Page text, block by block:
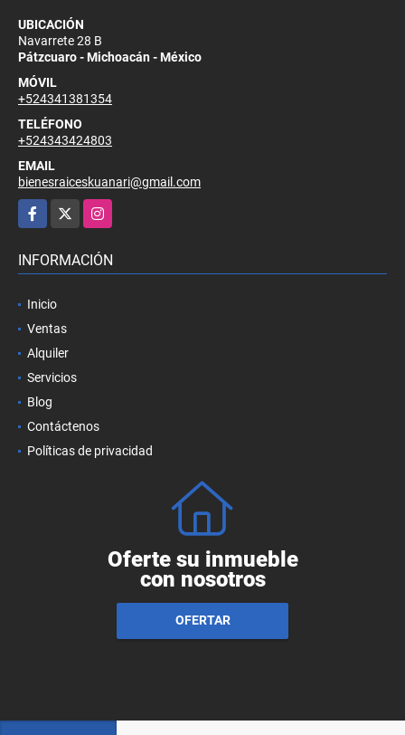
UBICACIÓN
Navarrete 28 B
Pátzcuaro - Michoacán - México
MÓVIL
+524341381354
TELÉFONO
+524343424803
EMAIL
bienesraiceskuanari@gmail.com
Facebook
Instagram
INFORMACIÓN
Inicio
Ventas
Alquiler
Servicios
Blog
Contáctenos
Políticas de privacidad
Oferte su inmueble
con nosotros
OFERTAR